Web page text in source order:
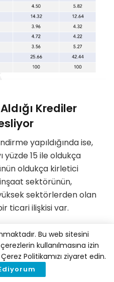
Krediler
yapıldığında ise,
yüzde 15 ile oldukça
oldukça kirletici
sektörünün,
sektörlerden olan
ticari ilişkisi var.
ısıtılmasını
yoğun bir üretim
emisyonların
sektörün doğrudan
Bu web sitesini
kullanılmasına izin
Politikamızı ziyaret edin.